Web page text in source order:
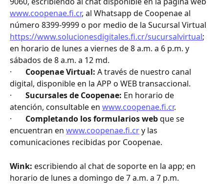
www.coopenae.fi.cr, al Whatsapp de Coopenae al
número 8399-9999 o por medio de la Sucursal Virtual
https://www.solucionesdigitales.fi.cr/sucursalvirtual;
en horario de lunes a viernes de 8 a.m. a 6 p.m. y
sábados de 8 a.m. a 12 md.
· Coopenae Virtual: A través de nuestro canal
digital, disponible en la APP o WEB transaccional.
· Sucursales de Coopenae: En horario de
atención, consultable en www.coopenae.fi.cr.
· Completando los formularios web que se
encuentran en www.coopenae.fi.cr y las
comunicaciones recibidas por Coopenae.
Wink: escribiendo al chat de soporte en la app; en
horario de lunes a domingo de 7 a.m. a 7 p.m.